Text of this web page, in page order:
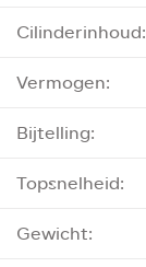
Cilinderinhoud:
Vermogen:
Bijtelling:
Topsnelheid:
Gewicht: